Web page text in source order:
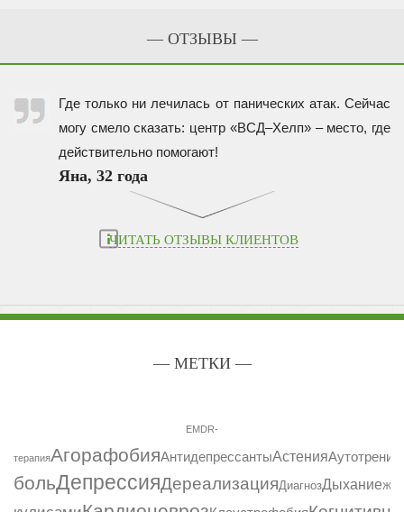
— ОТЗЫВЫ —
Где только ни лечилась от панических атак. Сейчас
могу смело сказать: центр «ВСД–Хелп» – место, где
действительно помогают!
Яна, 32 года
ЧИТАТЬ ОТЗЫВЫ КЛИЕНТОВ
— МЕТКИ —
EMDR-
терапияАгорафобияАнтидепрессантыАстенияАутотренинг
больДепрессияДереализацияДиагнозДыхание